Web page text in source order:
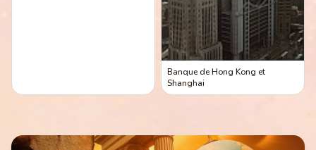
Banque de Hong Kong et
Shanghai